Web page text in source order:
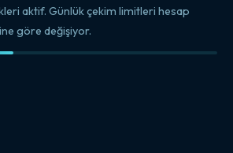
aktif. Günlük çekim limitleri hesap
göre değişiyor.